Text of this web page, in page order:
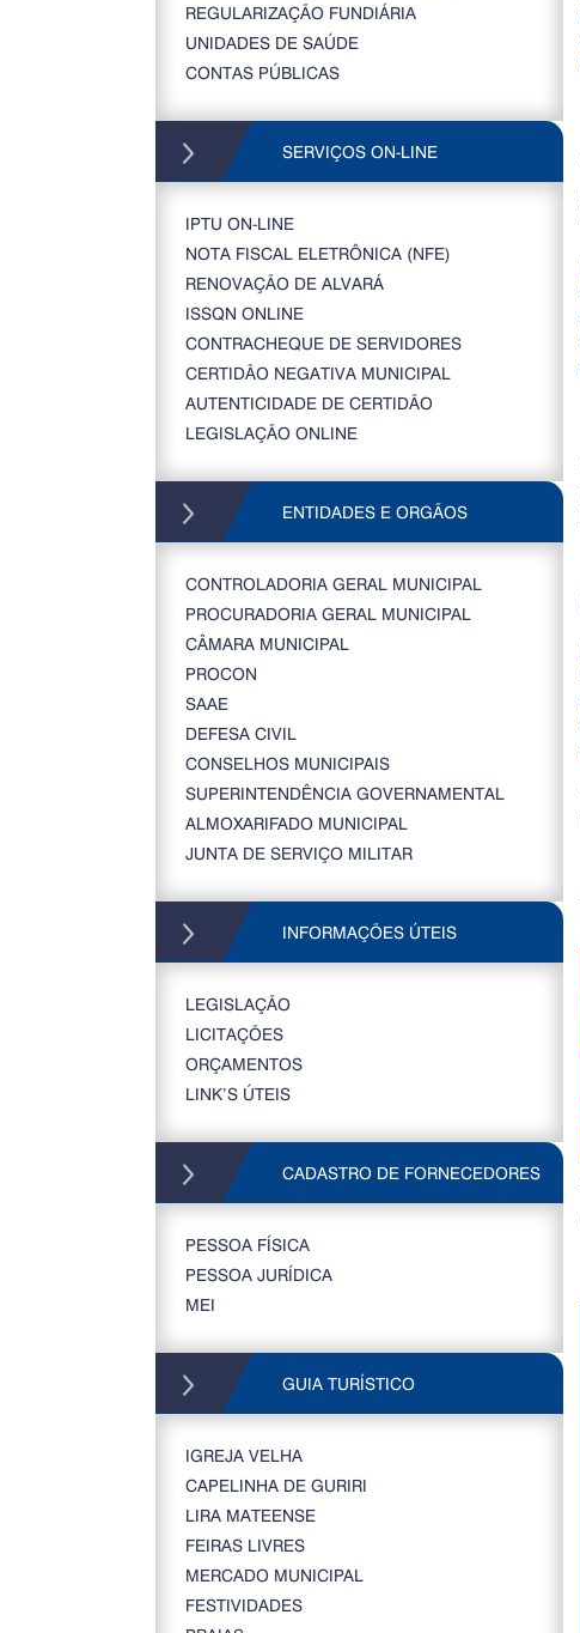
REGULARIZAÇÃO FUNDIÁRIA
UNIDADES DE SAÚDE
CONTAS PÚBLICAS
SERVIÇOS ON-LINE
IPTU ON-LINE
NOTA FISCAL ELETRÔNICA (NFE)
RENOVAÇÃO DE ALVARÁ
ISSQN ONLINE
CONTRACHEQUE DE SERVIDORES
CERTIDÃO NEGATIVA MUNICIPAL
AUTENTICIDADE DE CERTIDÃO
LEGISLAÇÃO ONLINE
ENTIDADES E ORGÃOS
CONTROLADORIA GERAL MUNICIPAL
PROCURADORIA GERAL MUNICIPAL
CÂMARA MUNICIPAL
PROCON
SAAE
DEFESA CIVIL
CONSELHOS MUNICIPAIS
SUPERINTENDÊNCIA GOVERNAMENTAL
ALMOXARIFADO MUNICIPAL
JUNTA DE SERVIÇO MILITAR
INFORMAÇÕES ÚTEIS
LEGISLAÇÃO
LICITAÇÕES
ORÇAMENTOS
LINK’S ÚTEIS
CADASTRO DE FORNECEDORES
PESSOA FÍSICA
PESSOA JURÍDICA
MEI
GUIA TURÍSTICO
IGREJA VELHA
CAPELINHA DE GURIRI
LIRA MATEENSE
FEIRAS LIVRES
MERCADO MUNICIPAL
FESTIVIDADES